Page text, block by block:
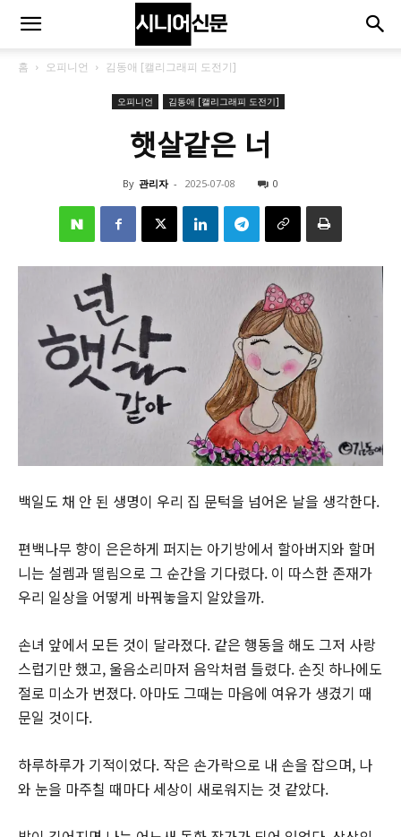
홈 오피니언 김동애 [캘리그래피 도전기]
오피니언 김동애 [캘리그래피 도전기]
햇살같은 너
By 관리자 - 2025-07-08 0
백일도 채 안 된 생명이 우리 집 문턱을 넘어온 날을 생각한다.
편백나무 향이 은은하게 퍼지는 아기방에서 할아버지와 할머
니는 설렘과 떨림으로 그 순간을 기다렸다. 이 따스한 존재가
우리 일상을 어떻게 바꿔놓을지 알았을까.
손녀 앞에서 모든 것이 달라졌다. 같은 행동을 해도 그저 사랑
스럽기만 했고, 울음소리마저 음악처럼 들렸다. 손짓 하나에도
절로 미소가 번졌다. 아마도 그때는 마음에 여유가 생겼기 때
문일 것이다.
하루하루가 기적이었다. 작은 손가락으로 내 손을 잡으며, 나
와 눈을 마주칠 때마다 세상이 새로워지는 것 같았다.